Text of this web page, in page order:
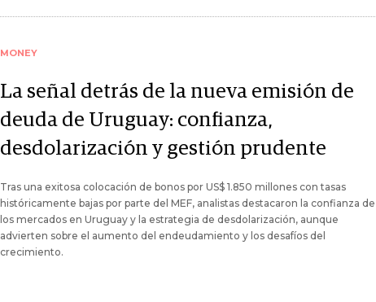
MONEY
La señal detrás de la nueva emisión de
deuda de Uruguay: confianza,
desdolarización y gestión prudente
Tras una exitosa colocación de bonos por US$ 1.850 millones con tasas
históricamente bajas por parte del MEF, analistas destacaron la confianza de
los mercados en Uruguay y la estrategia de desdolarización, aunque
advierten sobre el aumento del endeudamiento y los desafíos del
crecimiento.